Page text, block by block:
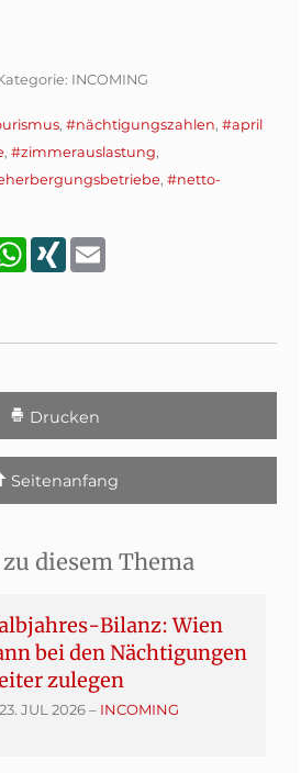
INCOMING
, #nächtigungszahlen, #april
, #zimmerauslastung,
, #netto-
WhatsApp
XING
Drucken
Seitenanfang
diesem Thema
Bilanz: Wien
bei den Nächtigungen
zulegen
23. JUL 2026– INCOMING